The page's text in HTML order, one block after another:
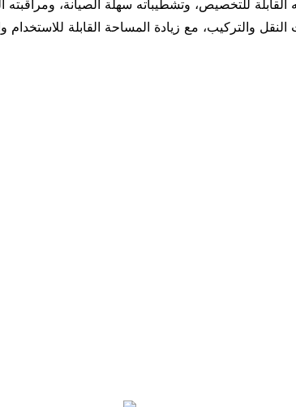
القابلة للتخصيص، وتشطيباته سهلة الصيانة، ومراقبته